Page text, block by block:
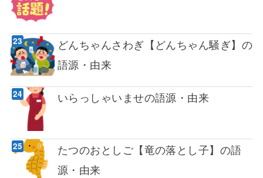
どんちゃんさわぎ【どんちゃん騒ぎ】の
語源・由来
いらっしゃいませの語源・由来
たつのおとしご【竜の落とし子】の語
源・由来